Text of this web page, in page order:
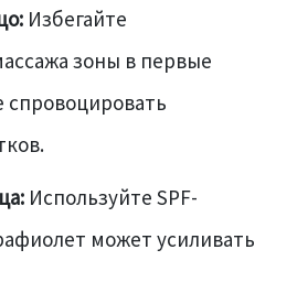
Избегайте
зоны в первые
спровоцировать
Используйте SPF-
может усиливать